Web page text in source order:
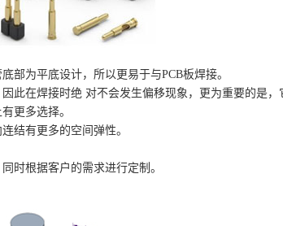
部为平底设计，所以更易于与PCB板焊接。
此在焊接时绝 对不会发生偏移现象，更为重要的是，
更多选择。
结有更多的空间弹性。
时根据客户的需求进行定制。